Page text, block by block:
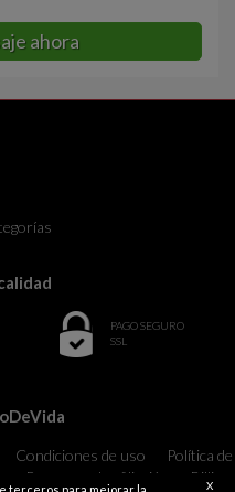
ahora
PAGO SEGURO
SSL
Condiciones de uso
Política de
Programa de afiliación
Billing
X